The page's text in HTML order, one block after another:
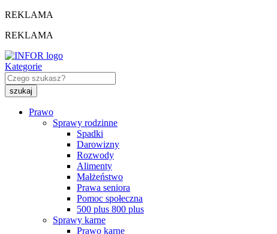
REKLAMA
REKLAMA
Kategorie
Prawo
Sprawy rodzinne
Spadki
Darowizny
Rozwody
Alimenty
Małżeństwo
Prawa seniora
Pomoc społeczna
500 plus 800 plus
Sprawy karne
Prawo karne